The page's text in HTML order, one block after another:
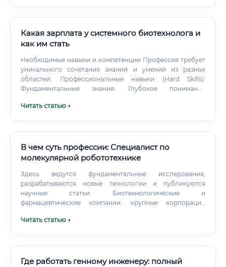
стартовый.
Какая зарплата у системного биотехнолога и
как им стать
Необходимые навыки и компетенции Профессия требует
уникального сочетания знаний и умений из разных
областей. Профессиональные навыки (Hard Skills):
Фундаментальные знания: Глубокое понимание
микробиологии.
Читать статью →
В чем суть профессии: Специалист по
молекулярной робототехнике
Здесь ведутся фундаментальные исследования,
разрабатываются новые технологии и публикуются
научные статьи. Биотехнологические и
фармацевтические компании: крупные корпорации
стартапы все больше инвестируют в R&D, связанные с
Читать статью →
Где работать генному инженеру: полный